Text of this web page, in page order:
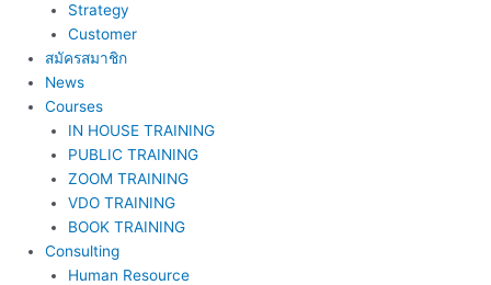
Strategy
Customer
สมัครสมาชิก
News
Courses
IN HOUSE TRAINING
PUBLIC TRAINING
ZOOM TRAINING
VDO TRAINING
BOOK TRAINING
Consulting
Human Resource